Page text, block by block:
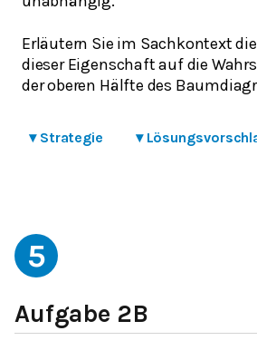
Erläutern Sie im Sachkontext
dieser Eigenschaft auf die
der oberen Hälfte des
▾ Strategie ▾
5
Aufgabe 2B